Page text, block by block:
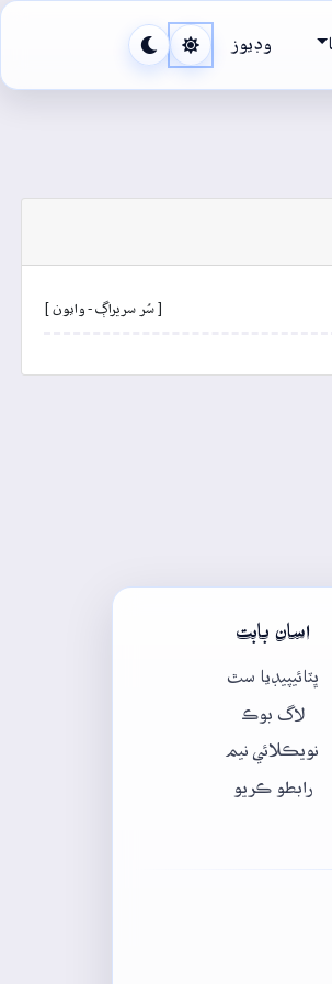
وڊيوز
[ سُر سريراڳ - وايون ]
اسان بابت
ڀٽائيپيڊيا سٿ
لاگ بوڪ
نويڪلائي نيم
رابطو ڪريو